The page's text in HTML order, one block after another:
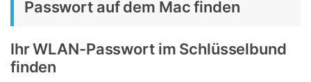
Passwort auf dem Mac finden
Ihr WLAN-Passwort im Schlüsselbund
finden